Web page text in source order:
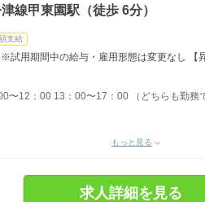
線甲東園駅（徒歩 6分）
支給
試用期間中の給与・雇用形態は変更なし 【
〜12：00 13：00〜17：00 （どちらも勤務
もっと見る
求人詳細を見る